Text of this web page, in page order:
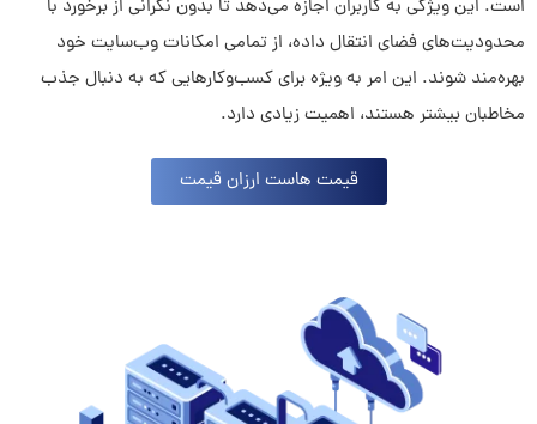
است. این ویژگی به کاربران اجازه می‌دهد تا بدون نگرانی از برخورد با
محدودیت‌های فضای انتقال داده، از تمامی امکانات وب‌سایت خود
بهره‌مند شوند. این امر به ویژه برای کسب‌وکارهایی که به دنبال جذب
مخاطبان بیشتر هستند، اهمیت زیادی دارد.
قیمت هاست ارزان قیمت